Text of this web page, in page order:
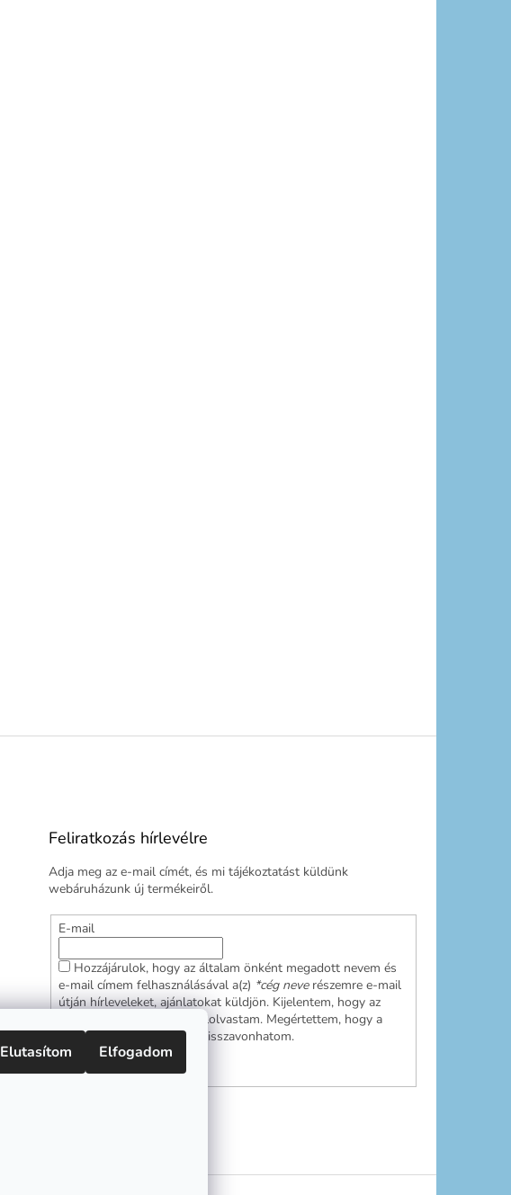
Elutasítom Elfogadom
Feliratkozás hírlevélre
Adja meg az e-mail címét, és mi tájékoztatást küldünk
webáruházunk új termékeiről.
E-mail
Hozzájárulok, hogy az általam önként megadott nevem és
e-mail címem felhasználásával a(z) *cég neverészemre e-mail
útján hírleveleket, ajánlatokat küldjön. Kijelentem, hogy az
elolvastam. Megértettem, hogy a
hozzájárulásom bármikor visszavonhatom.
FELIRATKOZÁS